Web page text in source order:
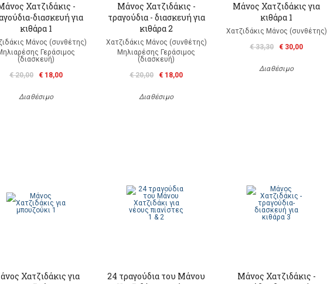
Χατζιδάκις -
διασκευή για
κιθάρα 1
Μάνος (συνθέτης)
Γεράσιμος
(διασκευή)
€ 20,00
€ 18,00
Διαθέσιμο
Μάνος Χατζιδάκις -
τραγούδια - διασκευή για
κιθάρα 2
Χατζιδάκις Μάνος (συνθέτης)
Μηλιαρέσης Γεράσιμος
(διασκευή)
€ 20,00
€ 18,00
Διαθέσιμο
Μάνος Χατζιδάκις για
κιθάρα 1
Χατζιδάκις Μάνος (συνθέτης)
€ 33,30
€ 30,00
Διαθέσιμο
Χατζιδάκις για
24 τραγούδια του Μάνου
Μάνος Χατζιδάκις -